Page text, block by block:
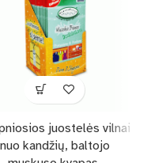
juostelės vilnai
nuo kandžių, baltojo